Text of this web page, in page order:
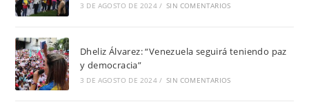
3 DE AGOSTO DE 2024 / SIN COMENTARIOS
Dheliz Álvarez: “Venezuela seguirá teniendo paz
y democracia”
3 DE AGOSTO DE 2024 / SIN COMENTARIOS